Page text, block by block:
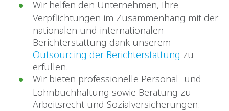
Wir helfen den Unternehmen, Ihre
Verpflichtungen im Zusammenhang mit der
nationalen und internationalen
Berichterstattung dank unserem
Outsourcing der Berichterstattung zu
erfüllen.
Wir bieten professionelle Personal- und
Lohnbuchhaltung sowie Beratung zu
Arbeitsrecht und Sozialversicherungen.